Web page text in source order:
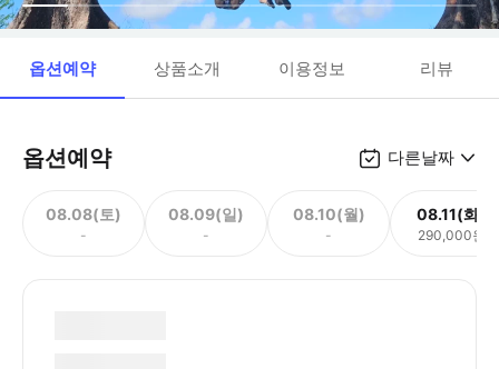
옵션예약 상품소개 이용정보 리뷰
옵션예약 다른날짜
08.08(토)
-
08.09(일)
-
08.10(월)
-
08.11(화)
290,000원